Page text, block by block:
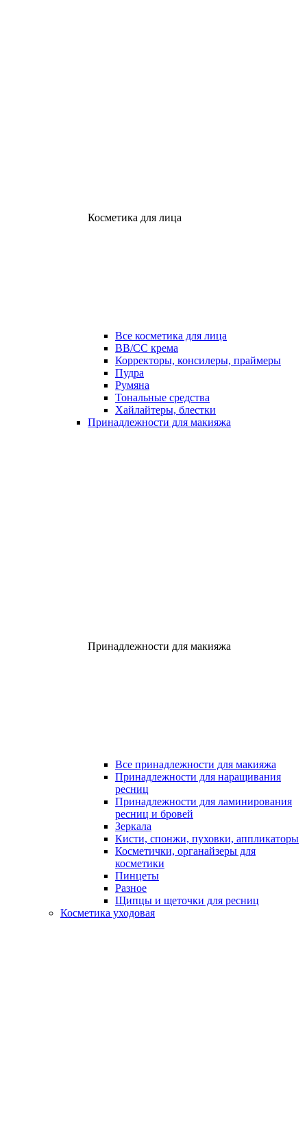
Косметика для лица
Все косметика для лица
ВВ/СС крема
Корректоры, консилеры, праймеры
Пудра
Румяна
Тональные средства
Хайлайтеры, блестки
Принадлежности для макияжа
Принадлежности для макияжа
Все принадлежности для макияжа
Принадлежности для наращивания
ресниц
Принадлежности для ламинирования
ресниц и бровей
Зеркала
Кисти, спонжи, пуховки, аппликаторы
Косметички, органайзеры для
косметики
Пинцеты
Разное
Щипцы и щеточки для ресниц
Косметика уходовая